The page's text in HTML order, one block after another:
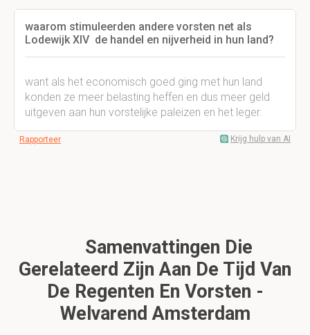
waarom stimuleerden andere vorsten net als
Lodewijk XIV de handel en nijverheid in hun land?
want als het economisch goed ging met hun land
konden ze meer belasting heffen en dus meer geld
uitgeven aan hun vorstelijke paleizen en het leger.
Rapporteer Krijg hulp van AI
Samenvattingen Die
Gerelateerd Zijn Aan De Tijd Van
De Regenten En Vorsten -
Welvarend Amsterdam